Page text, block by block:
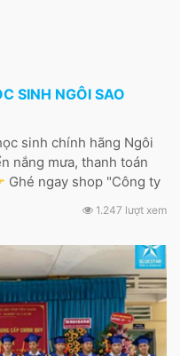
SINH NGÔI SAO
sinh chính hãng Ngôi
nắng mưa, thanh toán
Ghé ngay shop "Công ty
ba mẹ có thể thoải
học sinh tại nhà với
1.247 lượt xem